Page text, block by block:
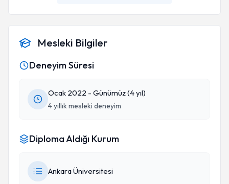
Mesleki Bilgiler
Deneyim Süresi
Ocak 2022 - Günümüz (4 yıl)
4 yıllık mesleki deneyim
Diploma Aldığı Kurum
Ankara Üniversitesi